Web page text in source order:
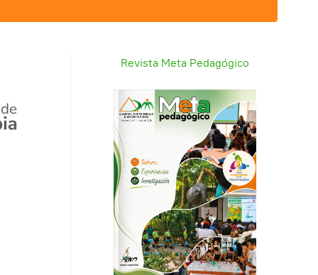
Revista Meta Pedagógico